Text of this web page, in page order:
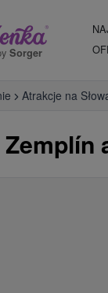
Sorger
Atrakcje na